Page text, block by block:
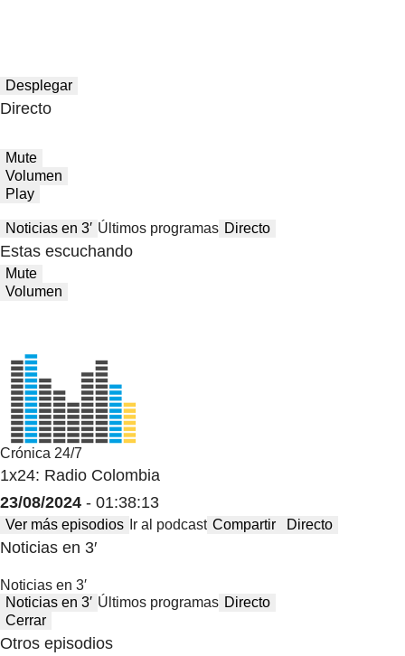
Desplegar
Directo
Mute
Volumen
Play
Noticias en 3′ Últimos programas Directo
Estas escuchando
Mute
Volumen
Crónica 24/7
1x24: Radio Colombia
23/08/2024 - 01:38:13
Ver más episodios Ir al podcast Compartir Directo
Noticias en 3′
Noticias en 3′
Noticias en 3′ Últimos programas Directo
Cerrar
Otros episodios